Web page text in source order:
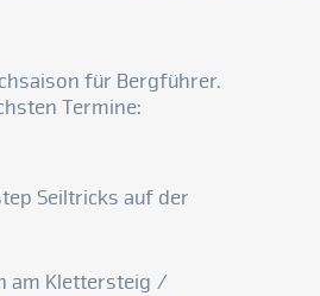
für Bergführer.
Termine:
Seiltricks auf der
am Klettersteig /